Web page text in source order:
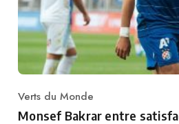
Category
Verts du Monde
Monsef Bakrar entre